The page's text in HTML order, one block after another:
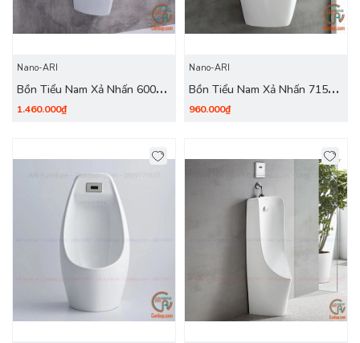
Nano-ARI
Bồn Tiểu Nam Xả Nhấn 6000
Trắng
1.460.000₫
Nano-ARI
Bồn Tiểu Nam Xả Nhấn 715
Trắng
960.000₫